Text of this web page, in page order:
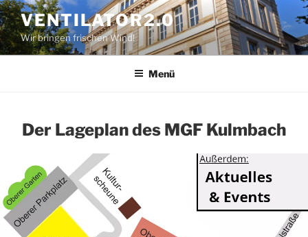
Zum
Inhalt
springen
VENTILATOR2.0
Wir bringen frischen Wind!
Menü
Der Lageplan des MGF Kulmbach